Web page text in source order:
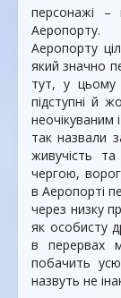
персонажі –
Аеропорту.
Аеропорту
який значно
тут, у цьому
підступні й
неочікуваним
так назвали
живучість
чергою,
в Аеропорті
через низку
як особисту
в перервах
побачить
назвуть не